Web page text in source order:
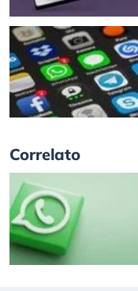
Correlato